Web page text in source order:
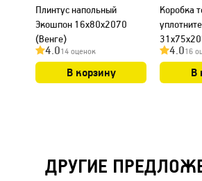
Плинтус напольный
Экошпон 16х80х2070
(Венге)
4.014 оценок
В корзину
Коробка
4.016
В
ДРУГИЕ